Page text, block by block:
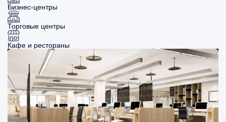
Бизнес-центры
Торговые центры
Кафе и рестораны